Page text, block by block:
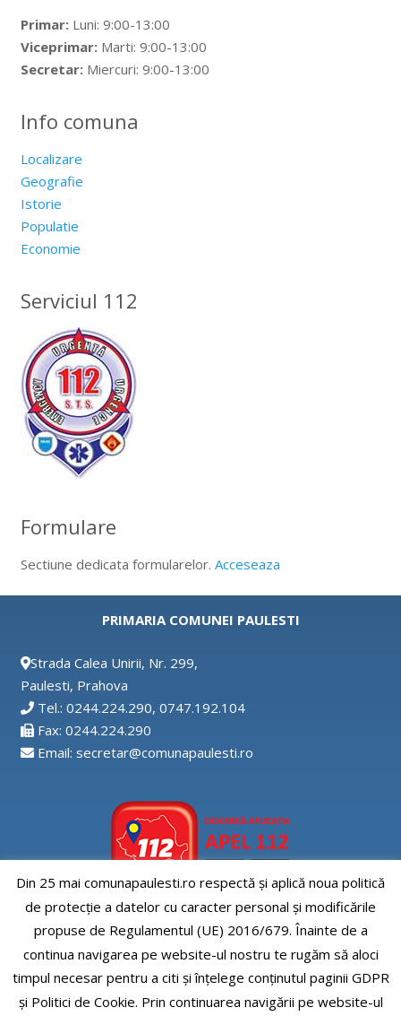
Primar:Luni: 9:00-13:00
Viceprimar:Marti: 9:00-13:00
Secretar:Miercuri: 9:00-13:00
Info comuna
Localizare
Geografie
Istorie
Populatie
Economie
Serviciul 112
Formulare
Sectiune dedicata formularelor. Acceseaza
PRIMARIA COMUNEI PAULESTI
Strada Calea Unirii, Nr. 299,
Paulesti, Prahova
Tel.: 0244.224.290, 0747.192.104
Fax: 0244.224.290
Email: secretar@comunapaulesti.ro
Aplicatia APEL112
Din 25 mai comunapaulesti.ro respectă și aplică noua politică
de protecție a datelor cu caracter personal și modificările
propuse de Regulamentul (UE) 2016/679. Înainte de a
continua navigarea pe website-ul nostru te rugăm să aloci
timpul necesar pentru a citi și înțelege conținutul paginii GDPR
și Politici de Cookie. Prin continuarea navigării pe website-ul